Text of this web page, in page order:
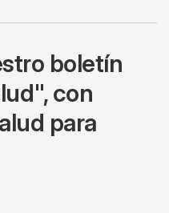
boletín
con
para